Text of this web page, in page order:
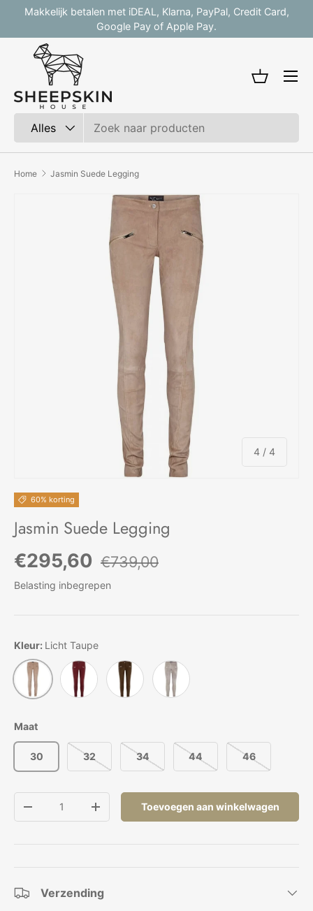
Ga naar inhoud
Makkelijk betalen met iDEAL, Klarna, PayPal, Credit Card,
Google Pay of Apple Pay.
Alles
Mandje
Home Jasmin Suede Legging
Ga direct naar productinformatie
Afbeelding 4 is nu beschikbaar in gallerij-weergave
4 / van
4
60% korting
Jasmin Suede Legging
Verkoopprijs
€295,60 Reguliere prijs
€739,00
Belasting inbegrepen
Kleur: Licht Taupe
Licht TaupeWijnrood Suède
Maat
30 32 34 44 46
Verlaag de hoeveelheidVerhoog de hoeveelheid
Toevoegen aan winkelwagen
Verzending